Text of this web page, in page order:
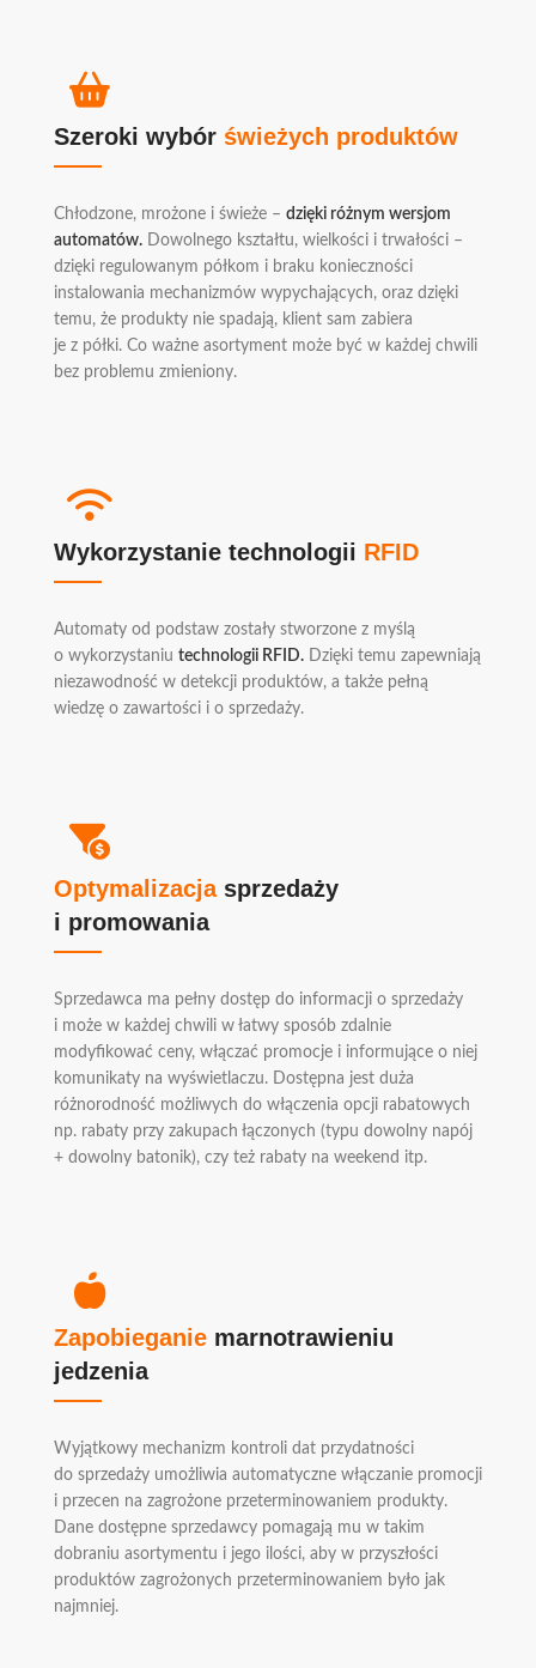
Szeroki wybór świeżych produktów
Chłodzone, mrożone i świeże – dzięki różnym wersjom
automatów.Dowolnego kształtu, wielkości i trwałości –
dzięki regulowanym półkom i braku konieczności
instalowania mechanizmów wypychających, oraz dzięki
temu, że produkty nie spadają, klient sam zabiera
je z półki. Co ważne asortyment może być w każdej chwili
bez problemu zmieniony.
Wykorzystanie technologii RFID
Automaty od podstaw zostały stworzone z myślą
o wykorzystaniu technologii RFID.Dzięki temu zapewniają
niezawodność w detekcji produktów, a także pełną
wiedzę o zawartości i o sprzedaży.
Optymalizacjasprzedaży
i promowania
Sprzedawca ma pełny dostęp do informacji o sprzedaży
i może w każdej chwili w łatwy sposób zdalnie
modyfikować ceny, włączać promocje i informujące o niej
komunikaty na wyświetlaczu. Dostępna jest duża
różnorodność możliwych do włączenia opcji rabatowych
np. rabaty przy zakupach łączonych (typu dowolny napój
+ dowolny batonik), czy też rabaty na weekend itp.
Zapobieganiemarnotrawieniu
jedzenia
Wyjątkowy mechanizm kontroli dat przydatności
do sprzedaży umożliwia automatyczne włączanie promocji
i przecen na zagrożone przeterminowaniem produkty.
Dane dostępne sprzedawcy pomagają mu w takim
dobraniu asortymentu i jego ilości, aby w przyszłości
produktów zagrożonych przeterminowaniem było jak
najmniej.